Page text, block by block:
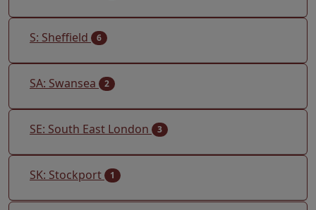
S: Sheffield 6
SA: Swansea 2
SE: South East London 3
SK: Stockport 1